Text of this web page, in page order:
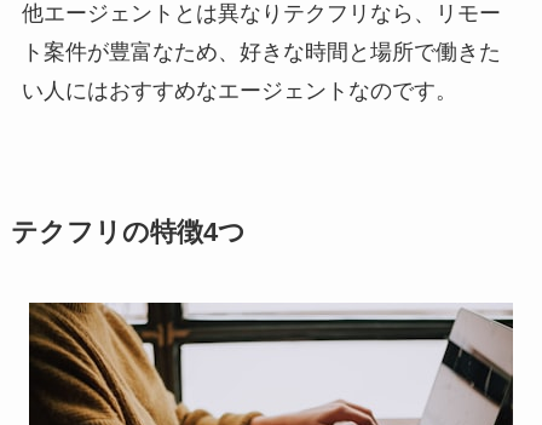
他エージェントとは異なりテクフリなら、リモー
ト案件が豊富なため、好きな時間と場所で働きた
い人にはおすすめなエージェントなのです。
テクフリの特徴4つ